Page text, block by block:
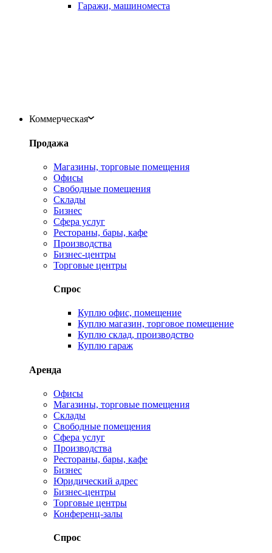
Гаражи, машиноместа
Коммерческая
Продажа
Магазины, торговые помещения
Офисы
Свободные помещения
Склады
Бизнес
Сфера услуг
Рестораны, бары, кафе
Производства
Бизнес-центры
Торговые центры
Спрос
Куплю офис, помещение
Куплю магазин, торговое помещение
Куплю склад, производство
Куплю гараж
Аренда
Офисы
Магазины, торговые помещения
Склады
Свободные помещения
Сфера услуг
Производства
Рестораны, бары, кафе
Бизнес
Юридический адрес
Бизнес-центры
Торговые центры
Конференц-залы
Спрос